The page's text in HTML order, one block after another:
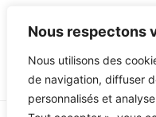
Nous respectons
Nous utilisons des
de navigation, diffuser
personnalisés et
Nous